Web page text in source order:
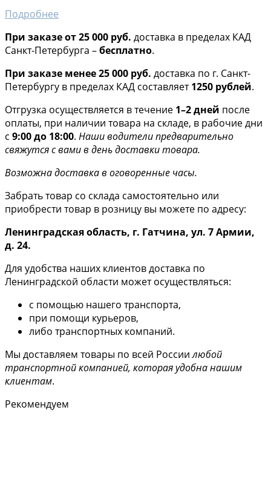
Подробнее
При заказе от 25 000 руб. доставка в пределах КАД
Санкт-Петербурга –бесплатно.
При заказе менее 25 000 руб. доставка по г. Санкт-
Петербургу в пределах КАД составляет1250 рублей.
Отгрузка осуществляется в течение 1–2 дней после
оплаты, при наличии товара на складе, в рабочие дни
с 9:00 до 18:00. Наши водители предварительно
свяжутся с вами в день доставки товара.
Возможна доставка в оговоренные часы.
Забрать товар со склада самостоятельно или
приобрести товар в розницу вы можете по адресу:
Ленинградская область, г. Гатчина, ул. 7 Армии,
д. 24.
Для удобства наших клиентов доставка по
Ленинградской области может осуществляться:
с помощью нашего транспорта,
при помощи курьеров,
либо транспортных компаний.
Мы доставляем товары по всей Россиилюбой
транспортной компанией, которая удобна нашим
клиентам.
Рекомендуем